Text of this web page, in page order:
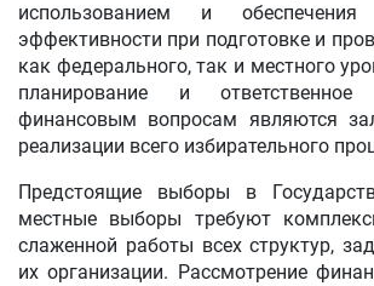
использованием и обеспечения
эффективности при подготовке и
как федерального, так и местного
планирование и
финансовым вопросам являются
реализации всего избирательного
Предстоящие выборы в
местные выборы требуют
слаженной работы всех структур,
их организации. Рассмотрение